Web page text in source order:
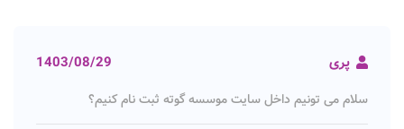
پری 1403/08/29
سلام می تونیم داخل سایت موسسه گوته ثبت نام کنیم؟